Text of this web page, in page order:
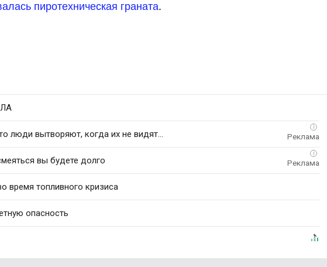
пиротехническая граната.
i
люди вытворяют, когда их не видят...
i
вы будете долго
время топливного кризиса
опасность